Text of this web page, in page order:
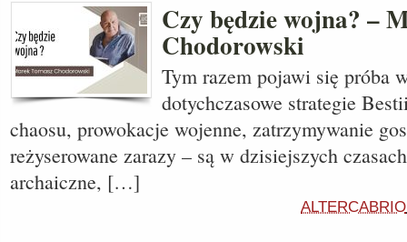
Czy będzie wojna? –
Chodorowski
Tym razem pojawi się próba
dotychczasowe strategie
chaosu, prowokacje wojenne, zatrzymywanie
reżyserowane zarazy – są w dzisiejszych
archaiczne, […]
ALTERCABRIO